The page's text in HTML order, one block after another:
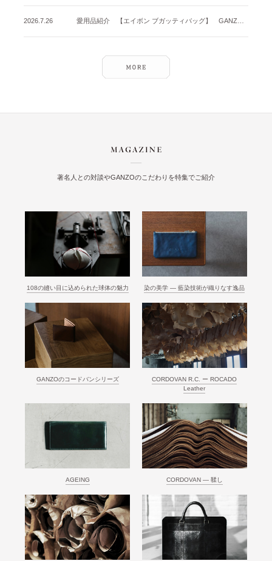
2026.7.26
著名人との対談やGANZOのこだわりを特集でご紹介
108の縫い目に込められた球体の魅力 染の美学 ― 藍染技術が織りなす逸品
GANZOのコードバンシリーズ
CORDOVAN R.C. ー ROCADO
Leather
AGEING CORDOVAN ― 鞣し